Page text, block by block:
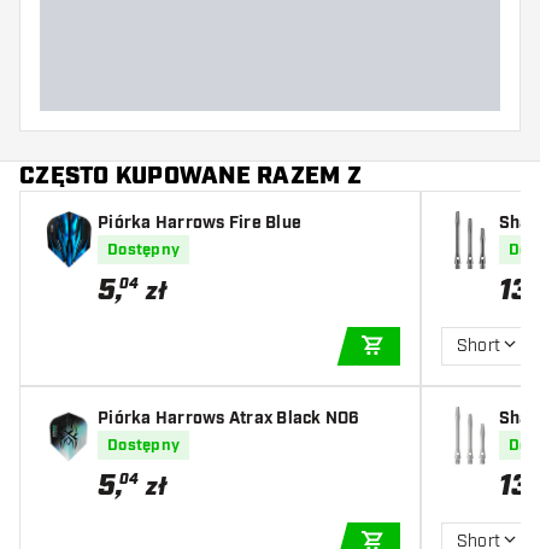
CZĘSTO KUPOWANE RAZEM Z
Piórka Harrows Fire Blue
Dostępny
5,04 zł
DODAJ DO
Piórka Harrows Atrax Black NO6
Dostępny
5,04 zł
13
Short
13
Short